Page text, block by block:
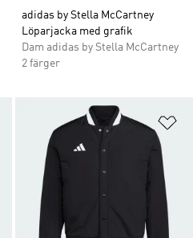
adidas by Stella McCartney
Löparjacka med grafik
Dam adidas by Stella McCartney
2 färger
Lägg till på önskelistan